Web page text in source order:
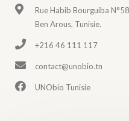
Rue Habib Bourguiba
Ben Arous, Tunisie.
+216 46 111 117
contact@unobio.tn
UNObio Tunisie